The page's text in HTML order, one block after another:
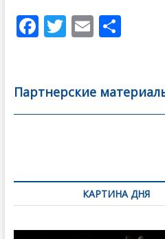
F
b
o
T
er
E
l
О
а
в
Партнерские
по
записямКАРТИНА ДНЯ